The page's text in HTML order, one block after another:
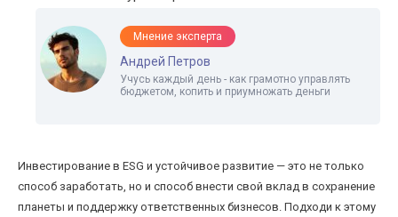
Мнение эксперта
Андрей Петров
Учусь каждый день - как грамотно управлять
бюджетом, копить и приумножать деньги
Инвестирование в ESG и устойчивое развитие — это не только
способ заработать, но и способ внести свой вклад в сохранение
планеты и поддержку ответственных бизнесов. Подходи к этому